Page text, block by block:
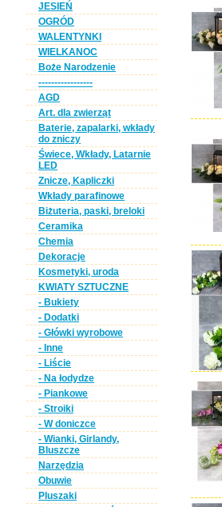
JESIEŃ
OGRÓD
WALENTYNKI
WIELKANOC
Boże Narodzenie
-----------------
AGD
Art. dla zwierząt
Baterie, zapalarki, wkłady
do zniczy
Świece, Wkłady, Latarnie
LED
Znicze, Kapliczki
Wkłady parafinowe
Biżuteria, paski, breloki
Ceramika
Chemia
Dekoracje
Kosmetyki, uroda
KWIATY SZTUCZNE
- Bukiety
- Dodatki
- Główki wyrobowe
- Inne
- Liście
- Na łodydze
- Piankowe
- Stroiki
- W doniczce
- Wianki, Girlandy,
Bluszcze
Narzędzia
Obuwie
Pluszaki